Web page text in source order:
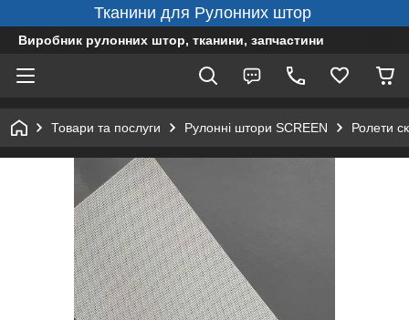
Тканини для Рулонних штор
Виробник рулонних штор, тканини, запчастини
Товари та послуги Рулонні штори SCREEN Ролети